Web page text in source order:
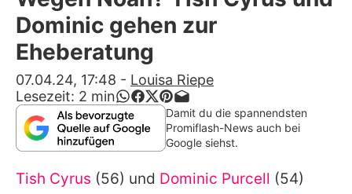
Alle Themen auf Promiflash
App runterladen
Team
Redaktionelle Richtlinien
Impressum
Dominic gehen zur
Eheberatung
07.04.24, 17:48 - Louisa Riepe
Lesezeit: 2 min
Damit du die spannendsten
Promiflash-News auch bei
Google siehst.
Tish Cyrus (56) und Dominic Purcell (54)